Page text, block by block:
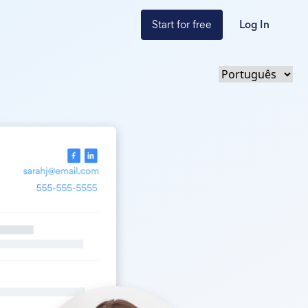
Start for free Log In